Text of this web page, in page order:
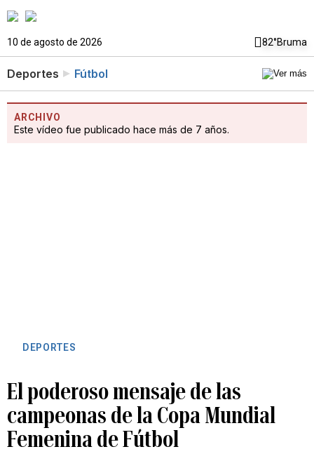
10 de agosto de 2026 82°Bruma
Deportes Fútbol
ARCHIVO
Este vídeo fue publicado hace más de 7 años.
DEPORTES
El poderoso mensaje de las
campeonas de la Copa Mundial
Femenina de Fútbol